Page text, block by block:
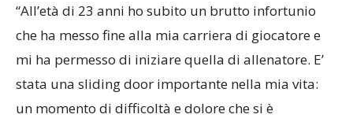
“All’età di 23 anni ho subito un brutto infortunio
che ha messo fine alla mia carriera di giocatore e
mi ha permesso di iniziare quella di allenatore. E’
stata una sliding door importante nella mia vita:
un momento di difficoltà e dolore che si è